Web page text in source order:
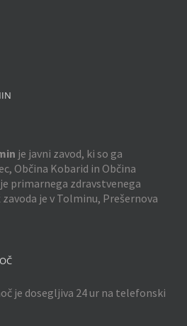
je javni zavod, ki so ga
Občina Kobarid in Občina
primarnega zdravstvenega
zavoda je v Tolminu, Prešernova
je dosegljiva 24 ur na telefonski